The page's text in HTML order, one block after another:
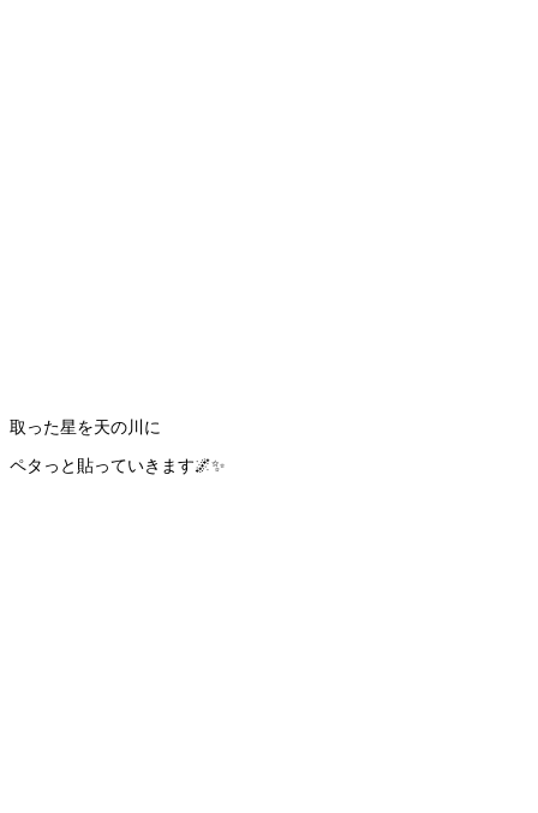
取った星を天の川に
ペタっと貼っていきます🌌✨